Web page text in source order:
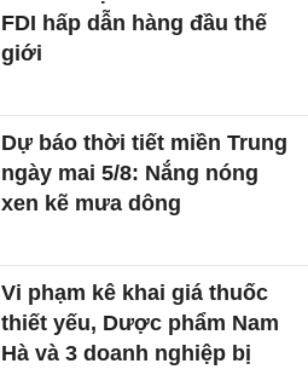
FDI hấp dẫn hàng đầu thế
giới
Dự báo thời tiết miền Trung
ngày mai 5/8: Nắng nóng
xen kẽ mưa dông
Vi phạm kê khai giá thuốc
thiết yếu, Dược phẩm Nam
Hà và 3 doanh nghiệp bị